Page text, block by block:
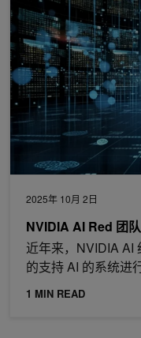
2025年 10月 2日
NVIDIA AI Red 团
近年来，NVIDIA AI
的支持 AI 的系统进
1 MIN READ